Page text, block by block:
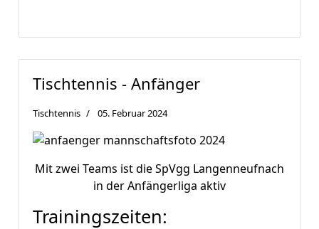
Tischtennis - Anfänger
Tischtennis 05. Februar 2024
Mit zwei Teams ist die SpVgg Langenneufnach
in der Anfängerliga aktiv
Trainingszeiten: